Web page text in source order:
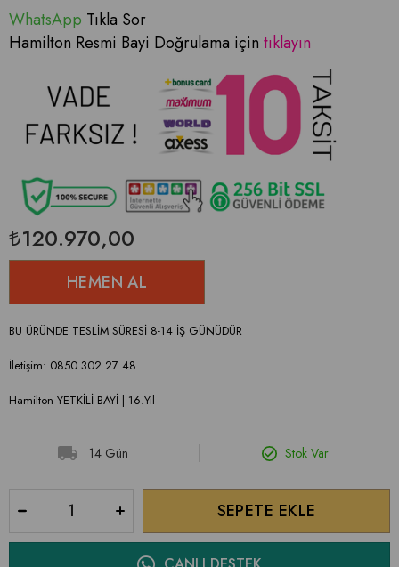
WhatsApp Tıkla Sor
Hamilton Resmi Bayi Doğrulama için tıklayın
₺120.970,00
BU ÜRÜNDE TESLİM SÜRESİ 8-14 İŞ GÜNÜDÜR
İletişim: 0850 302 27 48
Hamilton YETKİLİ BAYİ | 16.Yıl
14 Gün Stok Var